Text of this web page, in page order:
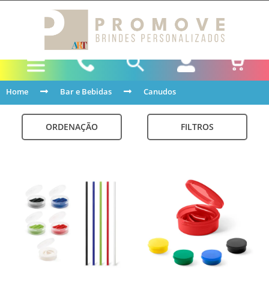
Home Bar e Bebidas Canudos
ORDENAÇÃO FILTROS